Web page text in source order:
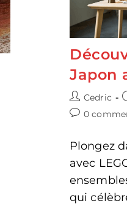
Japon
Auteur/
de
Cedric
publication :
0
Plongez
avec
qui